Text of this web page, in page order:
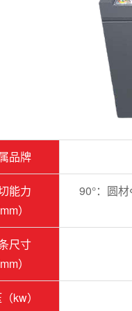
品牌
能力
mm）
90°：圆
尺寸
mm）
kw）